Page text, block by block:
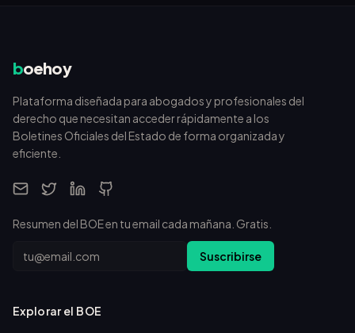
boehoy
Plataforma diseñada para abogados y profesionales del
derecho que necesitan acceder rápidamente a los
Boletines Oficiales del Estado de forma organizada y
eficiente.
Resumen del BOE en tu email cada mañana. Gratis.
Email Suscribirse
Explorar el BOE